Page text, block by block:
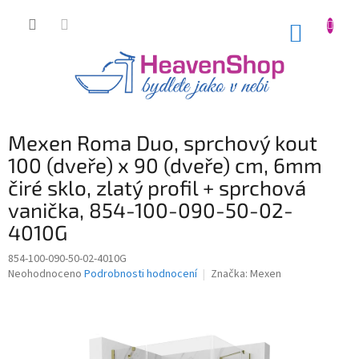
Mexen Roma Duo, sprchový kout
100 (dveře) x 90 (dveře) cm, 6mm
čiré sklo, zlatý profil + sprchová
vanička, 854-100-090-50-02-
4010G
854-100-090-50-02-4010G
Průměrné
Neohodnoceno Podrobnosti hodnocení Značka: Mexen